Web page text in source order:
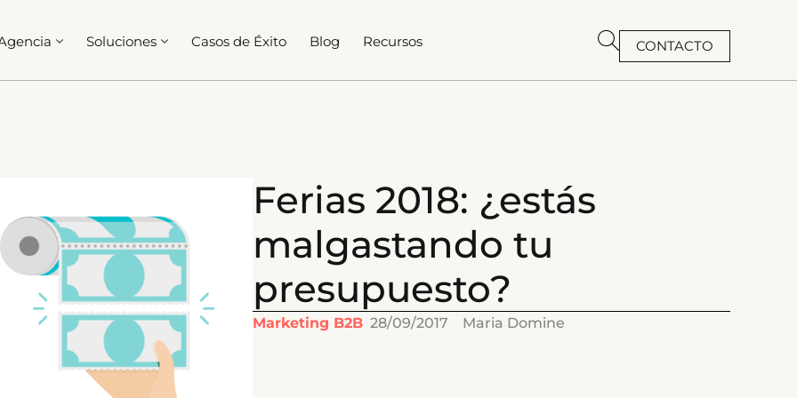
Soluciones Casos de Éxito Blog Recursos CONTACTO
Ferias 2018: ¿estás
malgastando tu
presupuesto?
Marketing B2B 28/09/2017 Maria Domine